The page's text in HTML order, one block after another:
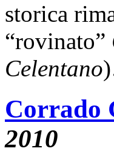
storica
“rovinato”
Celentano
Corrado
2010